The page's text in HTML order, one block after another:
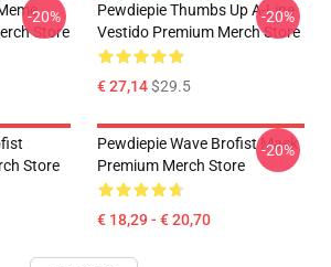
Store
-20%
Pewdiepie Thumbs Up A-Line
Vestido Premium Merch Store
€ 27,14$29.5
-20%
Store
Pewdiepie Wave Brofist Mask
Premium Merch Store
€ 18,29 - € 20,70
-20%